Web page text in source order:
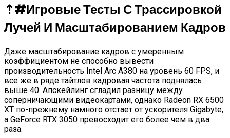
⇡#Игровые Тесты С Трассировкой
Лучей И Масштабированием Кадров
Даже масштабирование кадров с умеренным
коэффициентом не способно вывести
производительность Intel Arc A380 на уровень 60 FPS, и
все же в ряде тайтлов кадровая частота поднялась
выше 40. Апскейлинг сгладил разницу между
соперничающими видеокартами, однако Radeon RX 6500
XT по-прежнему намного отстает от ускорителя Gigabyte,
а GeForce RTX 3050 превосходит его более чем в два
раза.